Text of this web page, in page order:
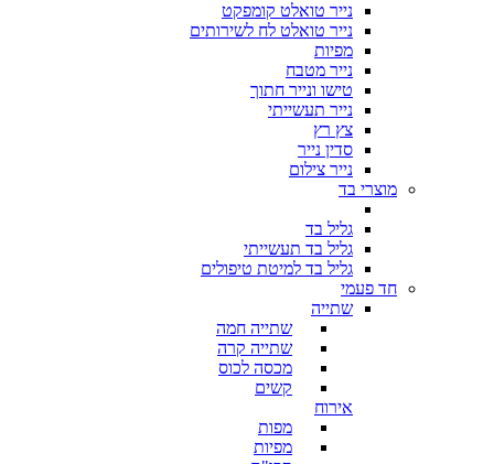
נייר טואלט קומפקט
נייר טואלט לח לשירותים
מפיות
נייר מטבח
טישו ונייר חתוך
נייר תעשייתי
צץ רץ
סדין נייר
נייר צילום
מוצרי בד
גליל בד
גליל בד תעשייתי
גליל בד למיטת טיפולים
חד פעמי
שתייה
שתייה חמה
שתייה קרה
מכסה לכוס
קשים
אירוח
מפות
מפיות